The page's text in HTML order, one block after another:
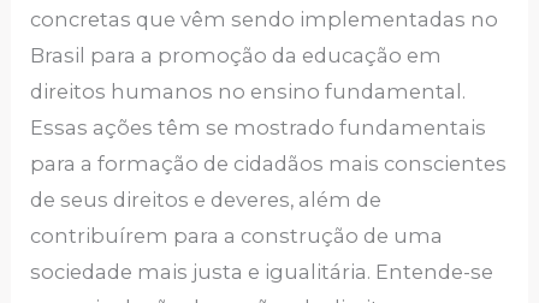
concretas que vêm sendo implementadas no
Brasil para a promoção da educação em
direitos humanos no ensino fundamental.
Essas ações têm se mostrado fundamentais
para a formação de cidadãos mais conscientes
de seus direitos e deveres, além de
contribuírem para a construção de uma
sociedade mais justa e igualitária. Entende-se